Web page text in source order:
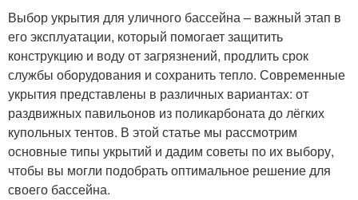
Выбор укрытия для уличного бассейна – важный этап в
его эксплуатации, который помогает защитить
конструкцию и воду от загрязнений, продлить срок
службы оборудования и сохранить тепло. Современные
укрытия представлены в различных вариантах: от
раздвижных павильонов из поликарбоната до лёгких
купольных тентов. В этой статье мы рассмотрим
основные типы укрытий и дадим советы по их выбору,
чтобы вы могли подобрать оптимальное решение для
своего бассейна.